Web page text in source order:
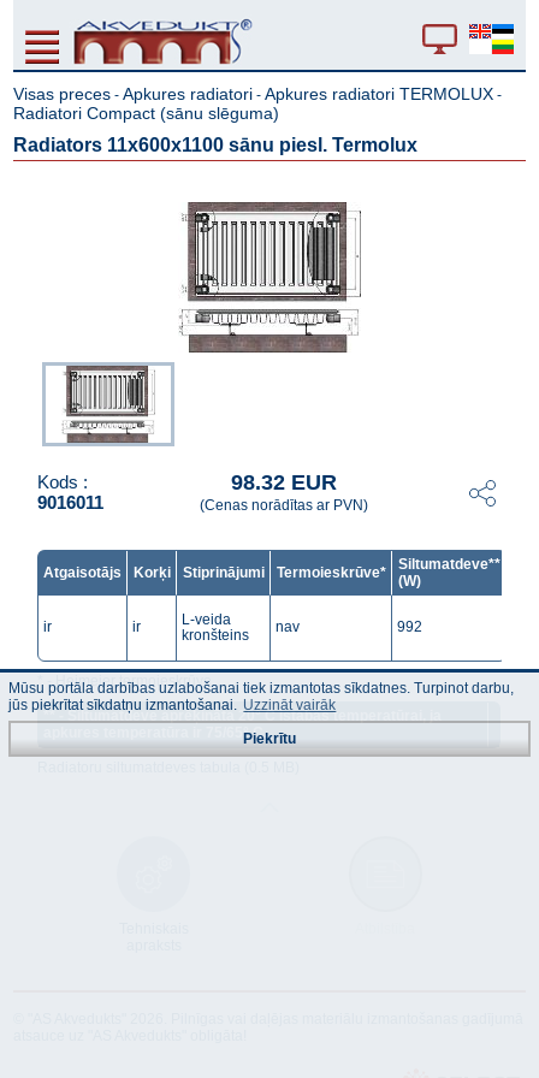
Visas preces -Apkures radiatori -Apkures radiatori TERMOLUX -
Radiatori Compact (sānu slēguma)
Radiators 11x600x1100 sānu piesl. Termolux
Kods :
9016011
98.32 EUR
(Cenas norādītas ar PVN)
Atgaisotājs Korķi Stiprinājumi Termoieskrūve*
Siltumatdeve**
(W)
ir ir
L-veida
kronšteins
nav 992
* - Heimeier termoieskrūve.
** - Siltumatdeve aprēķināta 20° C istabas temperatūrai, ja
apkures temperatūra ir 75/65° C.
Mūsu portāla darbības uzlabošanai tiek izmantotas sīkdatnes. Turpinot darbu,
jūs piekrītat sīkdatņu izmantošanai. Uzzināt vairāk
Piekrītu